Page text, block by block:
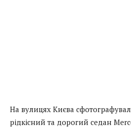
На вулицях Києва
рідкісний та дорогий седан